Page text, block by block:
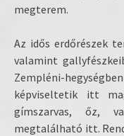
megterem.
Az idős erdőrészek
valamint
Zempléni-
képviseltetik itt
gímszarvas, őz,
megtalálható itt.